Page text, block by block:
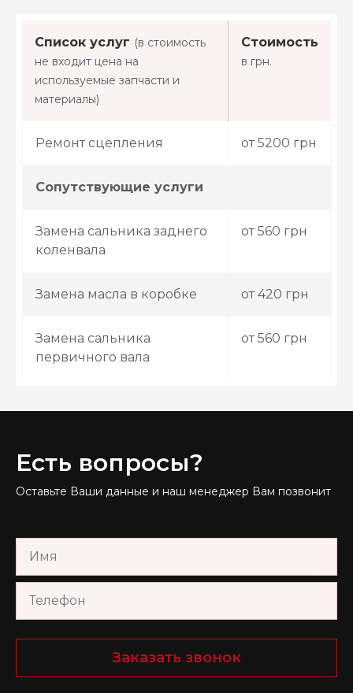
Список услуг (в стоимость
не входит цена на
используемые запчасти и
материалы)
Стоимость
в грн.
Ремонт сцепления от 5200 грн
Сопутствующие услуги
Замена сальника заднего
коленвала
от 560 грн
Замена масла в коробке от 420 грн
Замена сальника
первичного вала
от 560 грн
Есть вопросы?
Оставьте Ваши данные и наш менеджер Вам позвонит
Заказать звонок